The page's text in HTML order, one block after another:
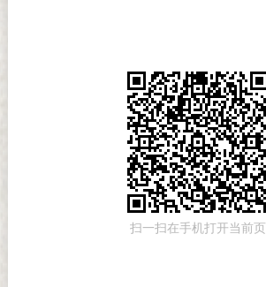
扫一扫在手机打开当前页